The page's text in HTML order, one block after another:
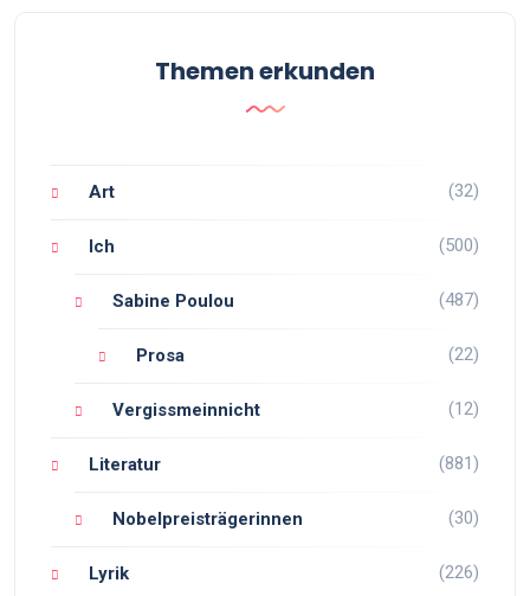
Themen erkunden
Art (32)
Ich (500)
Sabine Poulou (487)
Prosa (22)
Vergissmeinnicht (12)
Literatur (881)
Nobelpreisträgerinnen (30)
Lyrik (226)